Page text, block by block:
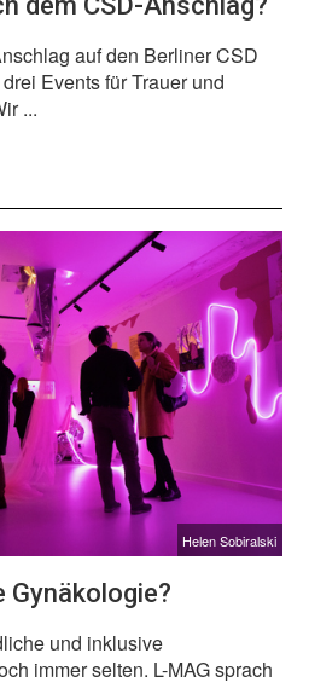
auf den Berliner CSD
Events für Trauer und
...
Helen Sobiralski
Gynäkologie?
und inklusive
immer selten. L-MAG sprach